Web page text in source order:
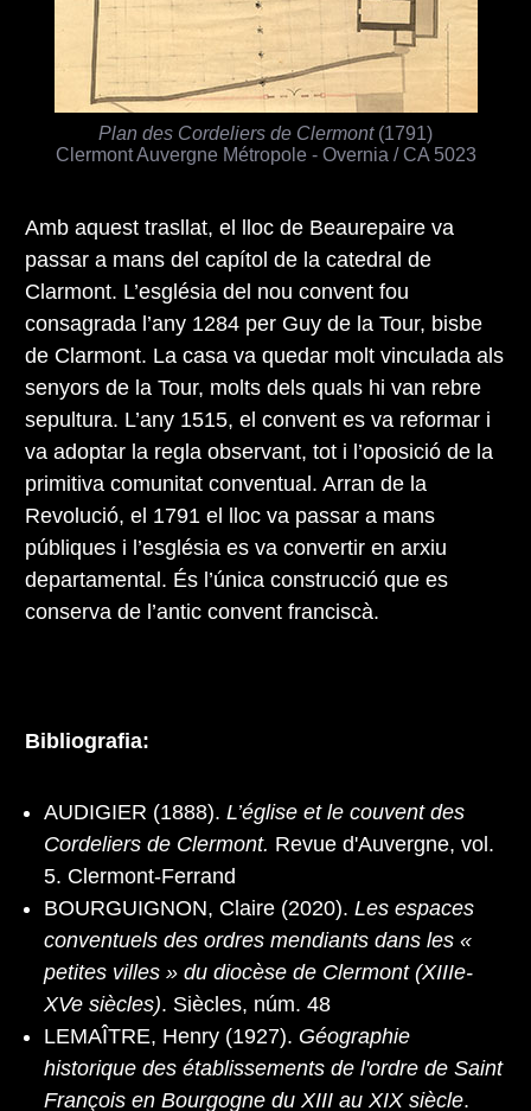
Plan des Cordeliers de Clermont(1791)
Clermont Auvergne Métropole - Overnia / CA 5023
Amb aquest trasllat, el lloc de Beaurepaire va
passar a mans del capítol de la catedral de
Clarmont. L’església del nou convent fou
consagrada l’any 1284 per Guy de la Tour, bisbe
de Clarmont. La casa va quedar molt vinculada als
senyors de la Tour, molts dels quals hi van rebre
sepultura. L’any 1515, el convent es va reformar i
va adoptar la regla observant, tot i l’oposició de la
primitiva comunitat conventual. Arran de la
Revolució, el 1791 el lloc va passar a mans
públiques i l’església es va convertir en arxiu
departamental. És l’única construcció que es
conserva de l’antic convent franciscà.
Bibliografia:
AUDIGIER (1888). L’église et le couvent des
Cordeliers de Clermont. Revue d'Auvergne, vol.
5. Clermont-Ferrand
BOURGUIGNON, Claire (2020). Les espaces
conventuels des ordres mendiants dans les «
petites villes » du diocèse de Clermont (XIIIe-
XVe siècles). Siècles, núm. 48
LEMAÎTRE, Henry (1927). Géographie
historique des établissements de l'ordre de Saint
François en Bourgogne du XIII au XIX siècle.